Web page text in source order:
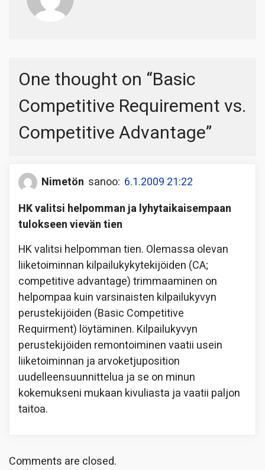
One thought on “Basic
Competitive Requirement vs.
Competitive Advantage”
Nimetön sanoo: 6.1.2009 21:22
HK valitsi helpomman ja lyhytaikaisempaan
tulokseen vievän tien
HK valitsi helpomman tien. Olemassa olevan
liiketoiminnan kilpailukykytekijöiden (CA;
competitive advantage) trimmaaminen on
helpompaa kuin varsinaisten kilpailukyvyn
perustekijöiden (Basic Competitive
Requirment) löytäminen. Kilpailukyvyn
perustekijöiden remontoiminen vaatii usein
liiketoiminnan ja arvoketjuposition
uudelleensuunnittelua ja se on minun
kokemukseni mukaan kivuliasta ja vaatii paljon
taitoa.
Comments are closed.